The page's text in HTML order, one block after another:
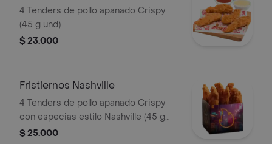
4 Tenders de pollo apanado Crispy
(45 g und)
$ 23.000
Fristiernos Nashville
4 Tenders de pollo apanado Crispy
con especias estilo Nashville (45 g
und), sirope de miel picante. Imagen
$ 25.000